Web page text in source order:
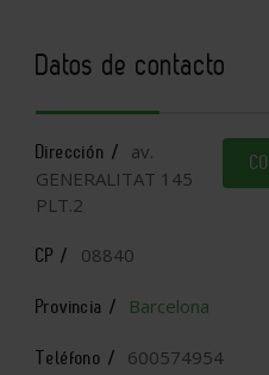
Datos de contacto
Dirección /
av.
GENERALITAT 145
PLT.2
CP / 08840
Provincia / Barcelona
Teléfono / 600574954